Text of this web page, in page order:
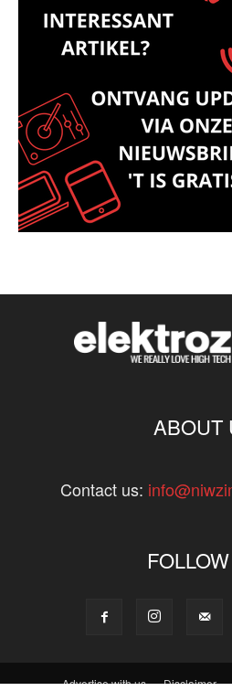
ABOUT
Contact us:
Advertise with us Disclaimer